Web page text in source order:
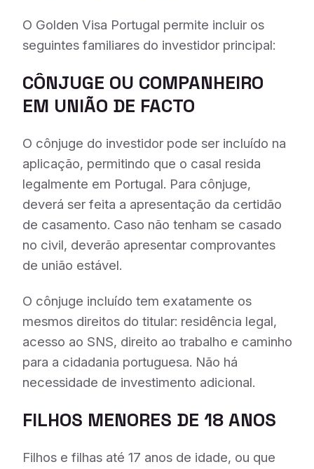
O Golden Visa Portugal permite incluir os
seguintes familiares do investidor principal:
CÔNJUGE OU COMPANHEIRO
EM UNIÃO DE FACTO
O cônjuge do investidor pode ser incluído na
aplicação, permitindo que o casal resida
legalmente em Portugal. Para cônjuge,
deverá ser feita a apresentação da certidão
de casamento. Caso não tenham se casado
no civil, deverão apresentar comprovantes
de união estável.
O cônjuge incluído tem exatamente os
mesmos direitos do titular: residência legal,
acesso ao SNS, direito ao trabalho e caminho
para a cidadania portuguesa. Não há
necessidade de investimento adicional.
FILHOS MENORES DE 18 ANOS
Filhos e filhas até 17 anos de idade, ou que